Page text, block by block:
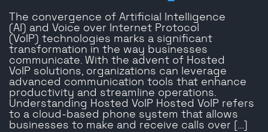
The convergence of Artificial Intelligence
(AI) and Voice over Internet Protocol
(VoIP) technologies marks a significant
transformation in the way businesses
communicate. With the advent of Hosted
VoIP solutions, organizations can leverage
advanced communication tools that enhance
productivity and streamline operations.
Understanding Hosted VoIP Hosted VoIP refers
to a cloud-based phone system that allows
businesses to make and receive calls over […]